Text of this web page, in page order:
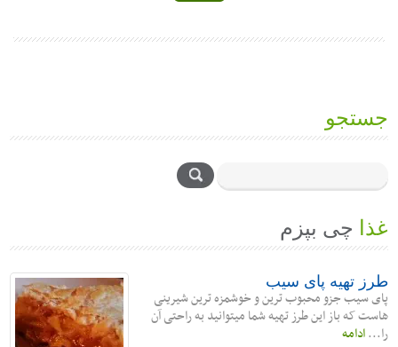
جستجو
غذا چی بپزم
طرز تهیه پای سیب
پای سیب جزو محبوب ترین و خوشمزه ترین شیرینی
هاست که باز این طرز تهیه شما میتوانید به راحتی آن
را...ادامه